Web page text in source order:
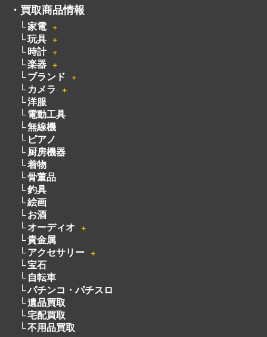
・ 買取商品情報
家電 ＋
玩具 ＋
時計 ＋
楽器 ＋
ブランド ＋
カメラ ＋
洋服
電動工具
無線機
ピアノ
厨房機器
着物
骨董品
釣具
絵画
お酒
オーディオ
＋
貴金属
アクセサリー
＋
宝石
自転車
パチンコ・パチスロ
遺品買取
宅配買取
不用品買取